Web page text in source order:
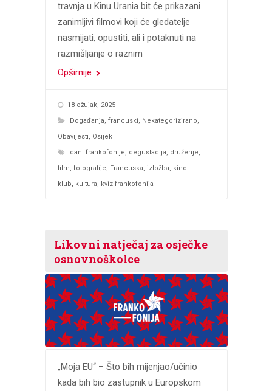
travnja u Kinu Urania bit će prikazani
zanimljivi filmovi koji će gledatelje
nasmijati, opustiti, ali i potaknuti na
razmišljanje o raznim
Opširnije
18 ožujak, 2025
Događanja, francuski, Nekategorizirano,
Obavijesti, Osijek
dani frankofonije, degustacija, druženje,
film, fotografije, Francuska, izložba, kino-
klub, kultura, kviz frankofonija
Likovni natječaj za osječke
osnovnoškolce
„Moja EU“ – Što bih mijenjao/učinio
kada bih bio zastupnik u Europskom